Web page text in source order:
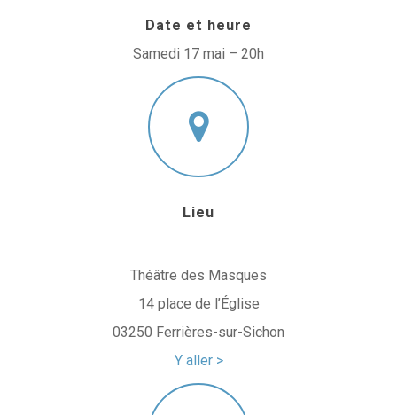
Date et heure
Samedi 17 mai – 20h
Lieu
Théâtre des Masques
14 place de l’Église
03250 Ferrières-sur-Sichon
Y aller >